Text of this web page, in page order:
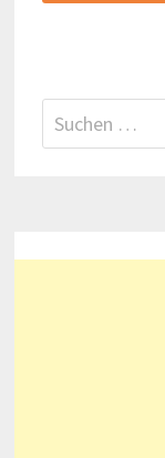
Suchen
nach: